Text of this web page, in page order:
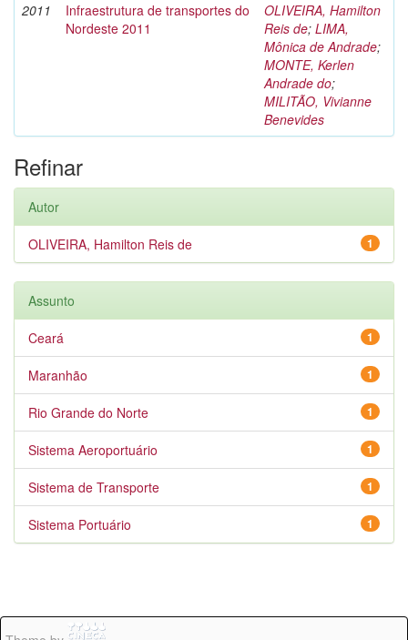
2011
Infraestrutura de transportes do
Nordeste 2011
OLIVEIRA, Hamilton
Reis de; LIMA,
Mônica de Andrade;
MONTE, Kerlen
Andrade do;
MILITÃO, Vivianne
Benevides
Refinar
Autor
1
OLIVEIRA, Hamilton Reis de
Assunto
1
Ceará
1
Maranhão
1
Rio Grande do Norte
1
Sistema Aeroportuário
1
Sistema de Transporte
1
Sistema Portuário